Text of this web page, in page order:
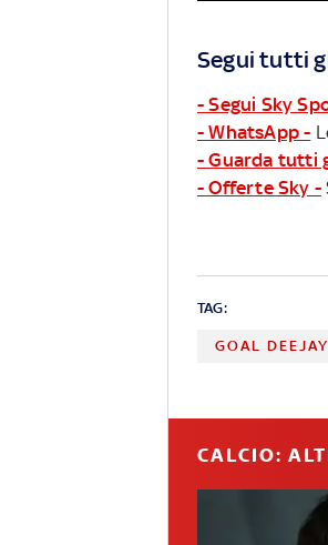
Segui tutti
- Segui Sky
- WhatsApp -
- Guarda tutti
- Offerte Sky -
TAG:
GOAL DEEJAY
CALCIO: